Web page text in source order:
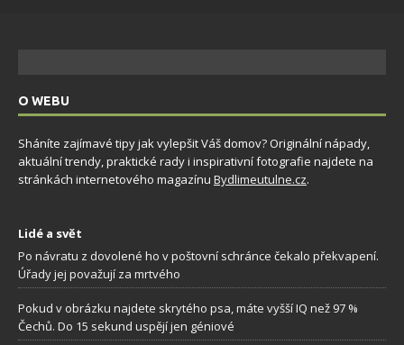
O WEBU
Sháníte zajímavé tipy jak vylepšit Váš domov? Originální nápady,
aktuální trendy, praktické rady i inspirativní fotografie najdete na
stránkách internetového magazínu Bydlimeutulne.cz.
Lidé a svět
Po návratu z dovolené ho v poštovní schránce čekalo překvapení.
Úřady jej považují za mrtvého
Pokud v obrázku najdete skrytého psa, máte vyšší IQ než 97 %
Čechů. Do 15 sekund uspějí jen géniové